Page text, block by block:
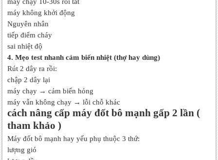
máy không khởi động
Nguyên nhân
tiếp điểm cháy
sai nhiệt độ
4. Mẹo test nhanh cảm biến nhiệt (thợ hay dùng)
Rút 2 dây ra rồi:
chập 2 dây lại
máy chạy → cảm biến hỏng
máy vẫn không chạy → lỗi chỗ khác
cách nâng cấp máy đốt bô mạnh gấp 2 lần (
tham khảo )
Máy đốt bô mạnh hay yếu phụ thuộc 3 thứ:
lượng gió